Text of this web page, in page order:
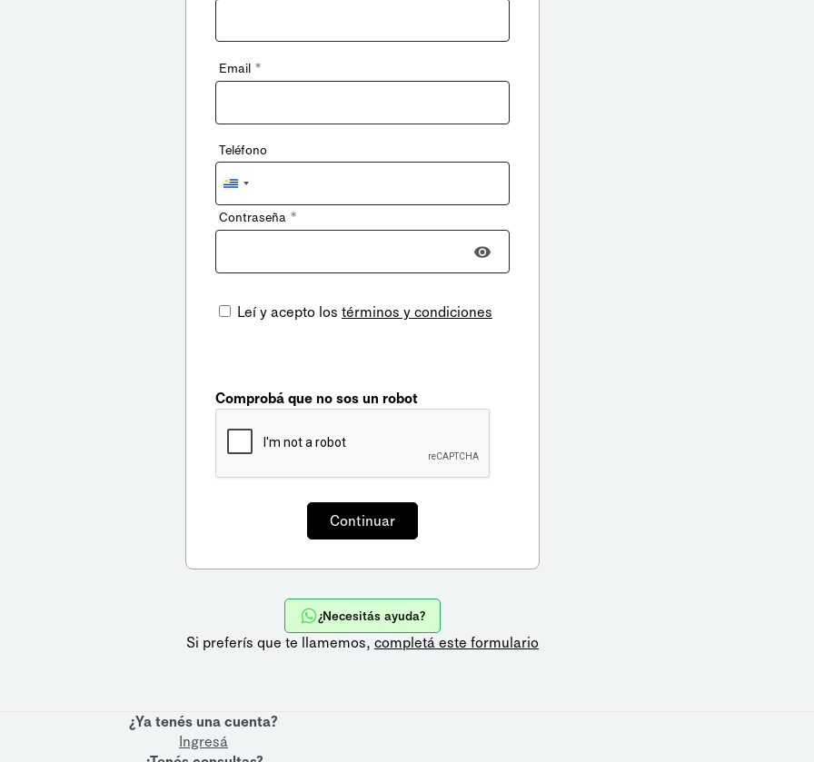
Email *
Teléfono
Uruguay
+598
Contraseña *
Leí y acepto los términos y condiciones
Comprobá que no sos un robot
¿Necesitás ayuda?
Si preferís que te llamemos, completá este formulario
¿Ya tenés una cuenta?
Ingresá